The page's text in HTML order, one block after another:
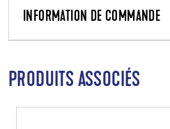
INFORMATION DE COMMANDE
PRODUITS ASSOCIÉS